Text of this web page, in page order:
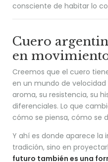
consciente de habitar lo
Cuero
en
Creemos que el cuero
en un mundo de
aroma, su resistencia, su
diferenciales. Lo que
cómo se piensa, cómo se
Y ahí es donde aparece la
tradición, sino en
futuro también es una